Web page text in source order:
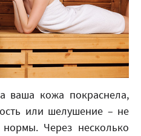
ваша кожа покраснела,
или шелушение – не
нормы. Через несколько